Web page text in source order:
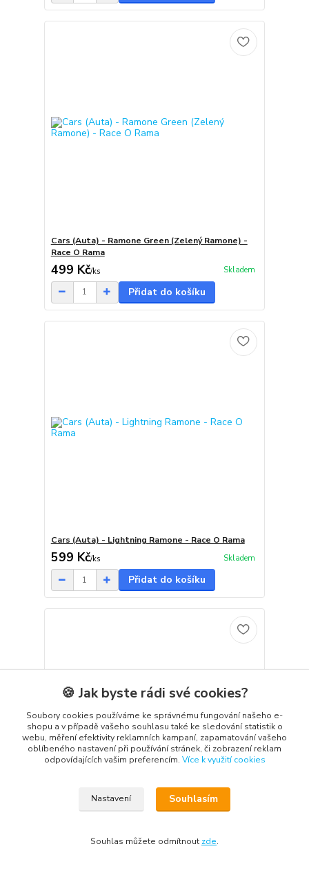
Cars (Auta) - Ramone Green (Zelený Ramone) -
Race O Rama
499 Kč/ks Skladem
Přidat do košíku
Cars (Auta) - Lightning Ramone - Race O Rama
599 Kč/ks Skladem
Přidat do košíku
/ks
🍪 Jak byste rádi své cookies?
Soubory cookies používáme ke správnému fungování našeho e-
shopu a v případě vašeho souhlasu také ke sledování statistik o
webu, měření efektivity reklamních kampaní, zapamatování vašeho
oblíbeného nastavení při používání stránek, či zobrazení reklam
odpovídajících vašim preferencím. Více k využití cookies
Nastavení Souhlasím
Souhlas můžete odmítnout zde.